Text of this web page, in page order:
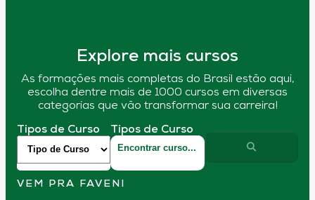
Explore mais cursos
As formações mais completas do Brasil estão aqui,
escolha dentre mais de 1000 cursos em diversas
categorias que vão transformar sua carreira!
Tipos de Curso Tipos de Curso
VEM PRA FAVENI